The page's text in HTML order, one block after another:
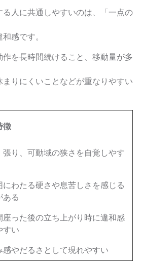
人に共通しやすいのは、「一点の
感です。
を長時間続けること、移動量が多
りにくいことなどが重なりやすい
徴
張り、可動域の狭さを自覚しやす
にわたる硬さや息苦しさを感じる
ある
座った後の立ち上がり時に違和感
すい
感やだるさとして現れやすい